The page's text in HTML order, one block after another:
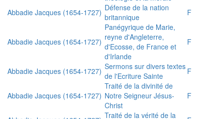
Abbadie Jacques (1654-1727) Défense de la nation
britannique
F
Abbadie Jacques (1654-1727)
Panégyrique de Marie,
reyne d'Angleterre,
d'Ecosse, de France et
d'Irlande
F
Abbadie Jacques (1654-1727) Sermons sur divers textes
de l'Ecriture Sainte
F
Abbadie Jacques (1654-1727)
Traité de la divinité de
Notre Seigneur Jésus-
Christ
F
Traité de la vérité de la